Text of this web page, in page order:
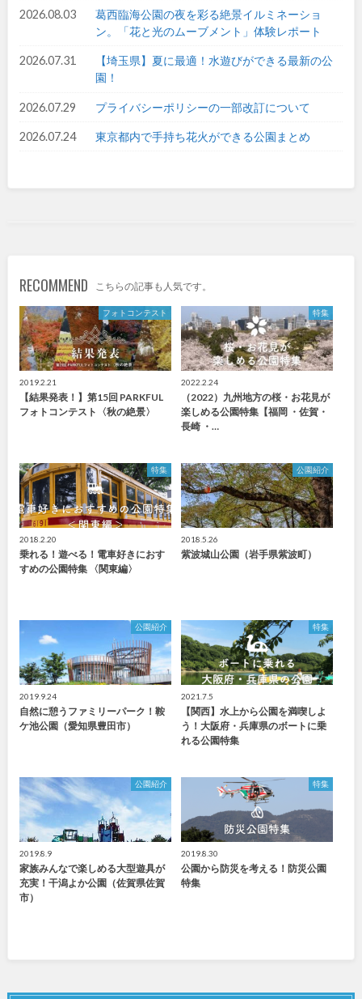
長崎 熊本
大分
特徴で探す
2026.08.03
葛西臨海公園の夜を彩る絶景イルミネーショ
ン。「花と光のムーブメント」体験レポート
2026.07.31
【埼玉県】夏に最適！水遊びができる最新の公
園！
2026.07.29 プライバシーポリシーの一部改訂について
2026.07.24 東京都内で手持ち花火ができる公園まとめ
RECOMMEND こちらの記事も人気です。
フォトコンテスト
2019.2.21
【結果発表！】第15回 PARKFUL
フォトコンテスト〈秋の絶景〉
特集
2022.2.24
（2022）九州地方の桜・お花見が
楽しめる公園特集【福岡 ・佐賀・
長崎 ・…
特集
2018.2.20
乗れる！遊べる！電車好きにおす
すめの公園特集 〈関東編〉
公園紹介
2018.5.26
紫波城山公園（岩手県紫波町）
公園紹介
2019.9.24
自然に憩うファミリーパーク！鞍
ケ池公園（愛知県豊田市）
特集
2021.7.5
【関西】水上から公園を満喫しよ
う！大阪府・兵庫県のボートに乗
れる公園特集
公園紹介
2019.8.9
家族みんなで楽しめる大型遊具が
充実！干潟よか公園（佐賀県佐賀
市）
特集
2019.8.30
公園から防災を考える！防災公園
特集